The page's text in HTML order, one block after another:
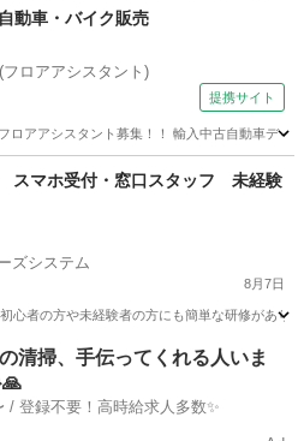
動車・バイク販売
ロアアシスタント)
提携サイト
アシスタント募集！！ 輸入中古自動車ディ
マホ受付・窓口スタッフ 未経験
ズシステム
8月7日
心者の方や未経験者の方にも簡単な研修があ
スタッフ
清掃、手伝ってくれる人いま
日給例1万円〜 / 登録不要！高時給求人多数✨